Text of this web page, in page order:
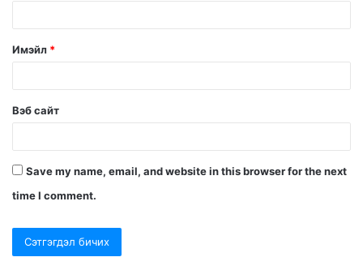
Имэйл *
Вэб сайт
Save my name, email, and website in this browser for the next
time I comment.